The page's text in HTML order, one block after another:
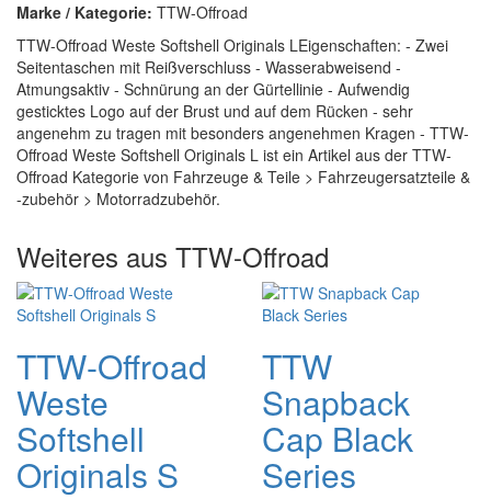
Marke / Kategorie: TTW-Offroad
TTW-Offroad Weste Softshell Originals LEigenschaften: - Zwei
Seitentaschen mit Reißverschluss - Wasserabweisend -
Atmungsaktiv - Schnürung an der Gürtellinie - Aufwendig
gesticktes Logo auf der Brust und auf dem Rücken - sehr
angenehm zu tragen mit besonders angenehmen Kragen - TTW-
Offroad Weste Softshell Originals L ist ein Artikel aus der TTW-
Offroad Kategorie von Fahrzeuge & Teile > Fahrzeugersatzteile &
-zubehör > Motorradzubehör.
Weiteres aus TTW-Offroad
TTW-Offroad
Weste
Softshell
Originals S
TTW
Snapback
Cap Black
Series